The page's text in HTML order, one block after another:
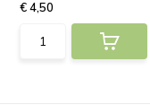
€ 4,50